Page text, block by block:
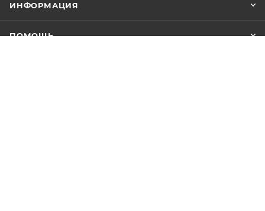
ИНФОРМАЦИЯ
ПОМОЩЬ